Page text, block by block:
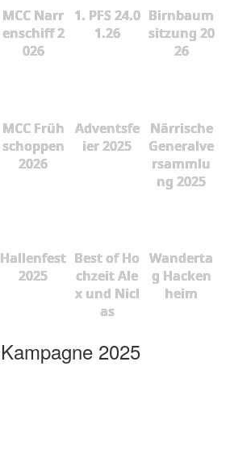
MCC Narr
enschiff 2
026
1. PFS 24.0
1.26
Birnbaum
sitzung 20
26
MCC Früh
schoppen
2026
Adventsfe
ier 2025
Närrische
Generalve
rsammlu
ng 2025
Hallenfest
2025
Best of Ho
chzeit Ale
x und Nicl
as
Wanderta
g Hacken
heim
Kampagne 2025